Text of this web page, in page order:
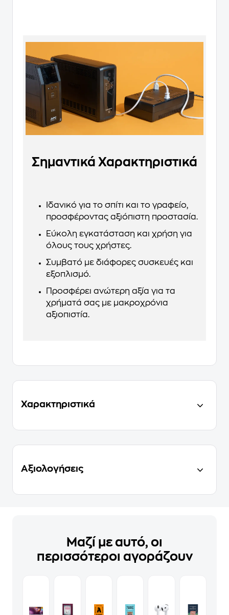
Σημαντικά Χαρακτηριστικά
Ιδανικό για το σπίτι και το γραφείο,
προσφέροντας αξιόπιστη προστασία.
Εύκολη εγκατάσταση και χρήση για
όλους τους χρήστες.
Συμβατό με διάφορες συσκευές και
εξοπλισμό.
Προσφέρει ανώτερη αξία για τα
χρήματά σας με μακροχρόνια
αξιοπιστία.
Χαρακτηριστικά
Αξιολογήσεις
Μαζί με αυτό, οι
περισσότεροι αγοράζουν